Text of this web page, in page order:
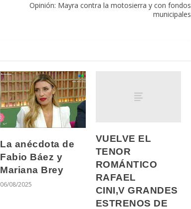
Opinión: Mayra contra la motosierra y con fondos
municipales
La anécdota de
Fabio Báez y
Mariana Brey
06/08/2025
VUELVE EL
TENOR
ROMÁNTICO
RAFAEL
CINI,V GRANDES
ESTRENOS DE